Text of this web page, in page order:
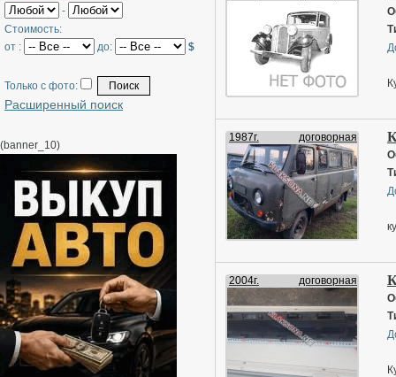
-
Стоимость:
от :
до: $
Только с фото:
Расширенный поиск
(banner_10)
1987г. договорная
2004г. договорная